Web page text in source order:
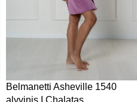
Belmanetti Asheville 1540